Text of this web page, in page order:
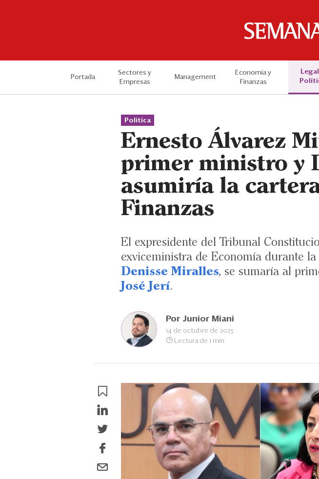
Portada
Sectores y
Empresas
Management
Economía y
Finanzas
Política
Ernesto Álvarez
primer ministro y
asumiría la
Finanzas
El expresidente del Tribunal
exviceministra de Economía durante la
Denisse Miralles, se sumaría al
José Jerí.
Por Junior Miani
14 de octubre de 2025
Lectura de 1 min